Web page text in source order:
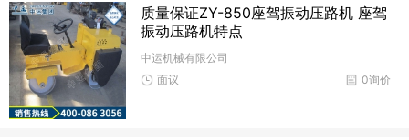
质量保证ZY-850座驾振动压路机 座驾
振动压路机特点
中运机械有限公司
0询价
面议